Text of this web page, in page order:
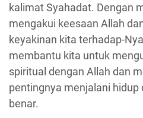
kalimat Syahadat. Dengan
mengakui keesaan Allah
keyakinan kita terhadap-
membantu kita untuk
spiritual dengan Allah dan
pentingnya menjalani hidup
benar.